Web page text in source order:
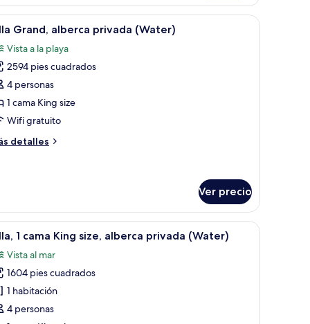
grande, un televisor de pantalla plana y una zona de estar con sillones.
Un interior moderno con un amplio
33 Grand, alberca privada (Water)
Vista a la playa
2594 pies cuadrados
4 personas
1 cama King size
Wifi gratuito
detalles
Ver precio
un espacio de descanso y vista al océano.Un dormitorio lujoso con una cama grande,
21 1 cama King size, alberca privada (Water)
Vista al mar
1604 pies cuadrados
1 habitación
4 personas